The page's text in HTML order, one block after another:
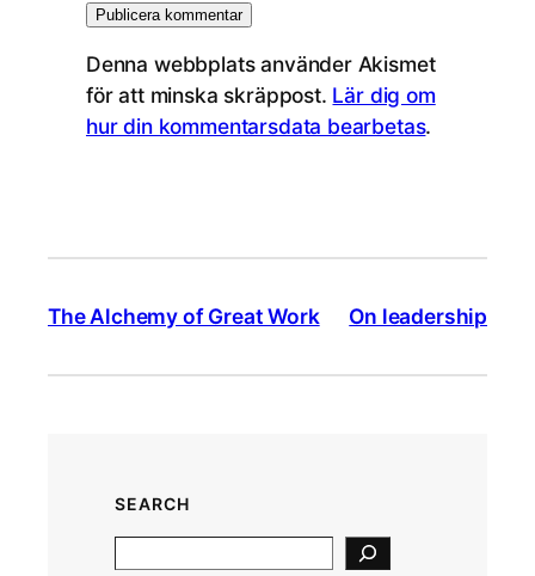
Denna webbplats använder Akismet
för att minska skräppost. Lär dig om
hur din kommentarsdata bearbetas.
The Alchemy of Great Work On leadership
SEARCH